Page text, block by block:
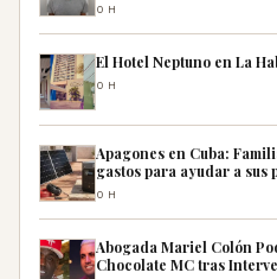
0H
El Hotel Neptuno en La
0H
Apagones en Cuba:
gastos para ayudar a sus
0H
Abogada Mariel Colón
Chocolate MC tras